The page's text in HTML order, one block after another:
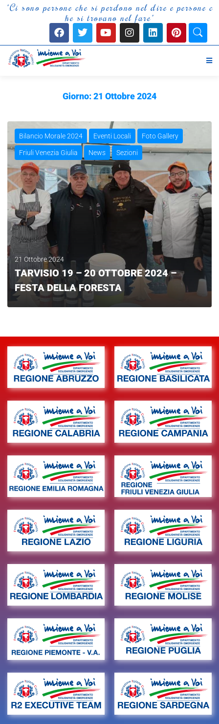
"Ci sono persone che si perdono nel dire e persone c
he si trovano nel fare"
Giorno:21 Ottobre 2024
Bilancio Morale 2024 Eventi Locali Foto Gallery
Friuli Venezia Giulia News Sezioni
21 Ottobre 2024
TARVISIO 19 – 20 OTTOBRE 2024 –
FESTA DELLA FORESTA
LEGGI